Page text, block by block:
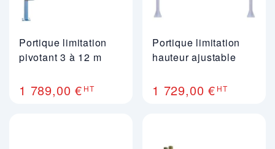
Portique limitation
pivotant 3 à 12 m
1 789,00 € HT
Portique limitation
hauteur ajustable
1 729,00 € HT